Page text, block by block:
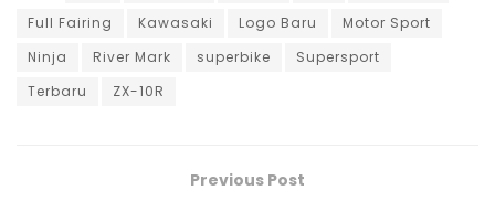
Full Fairing
Kawasaki Logo Baru
Motor Sport
Ninja
River Mark superbike
Supersport
Terbaru
ZX-10R
Previous Post